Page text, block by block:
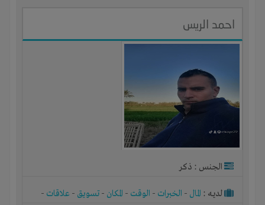
احمد الريس
الجنس : ذكر
لديـه : المال - الخبرات - الوقت - المكان - تسويق - علاقات -